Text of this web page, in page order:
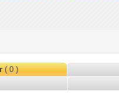
( 0 )